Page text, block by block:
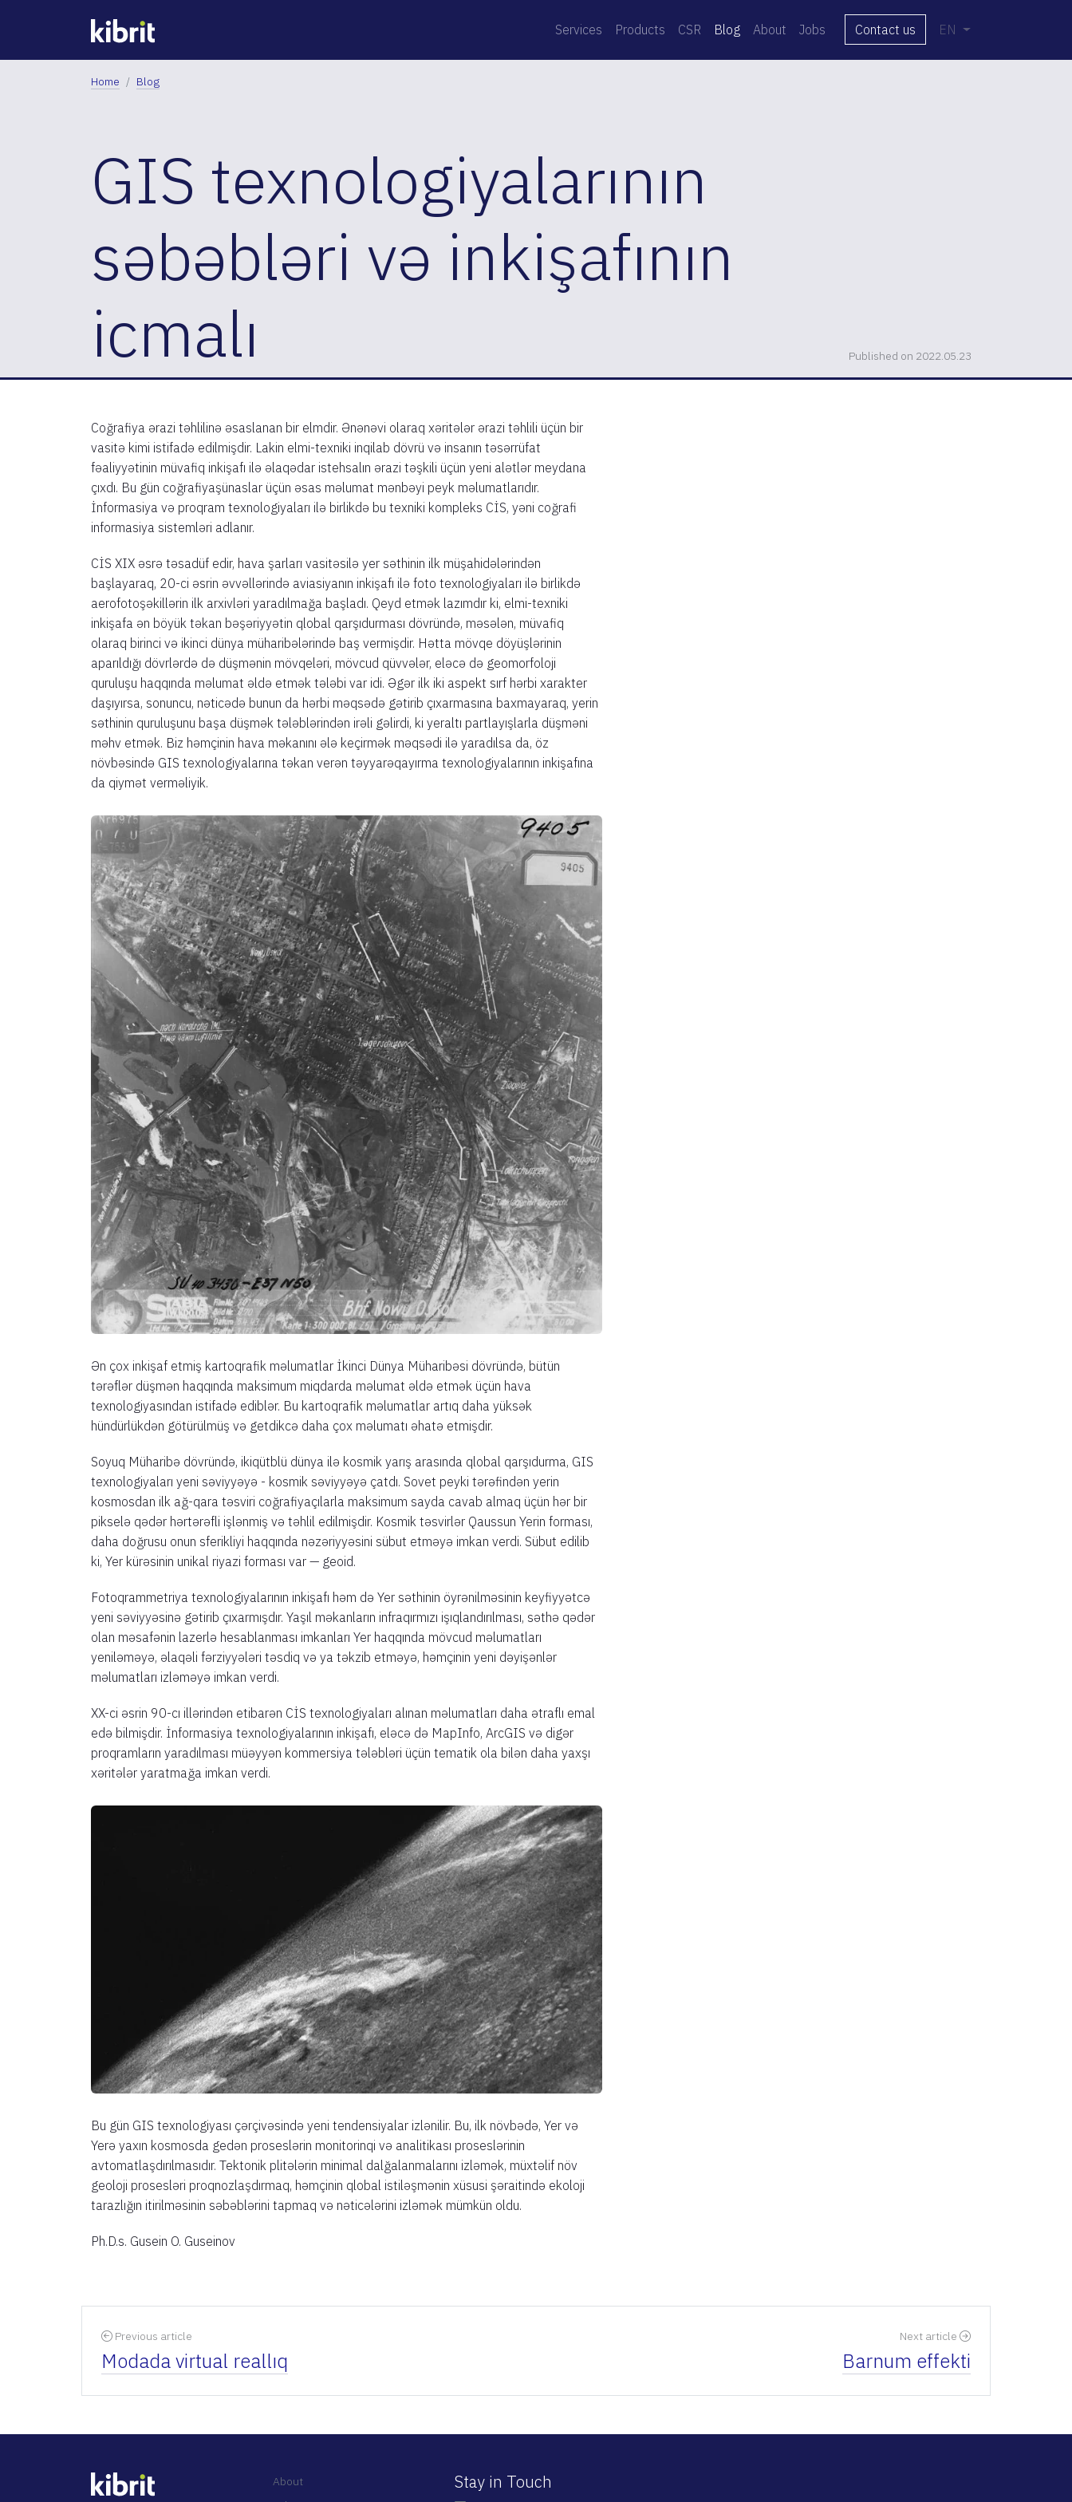
Services Products CSR Blog About Jobs Contact us EN
Home Blog
GIS texnologiyalarının
səbəbləri və inkişafının
icmalı
Published on 2022.05.23
Coğrafiya ərazi təhlilinə əsaslanan bir elmdir. Ənənəvi olaraq xəritələr ərazi təhlili üçün bir
vasitə kimi istifadə edilmişdir. Lakin elmi-texniki inqilab dövrü və insanın təsərrüfat
fəaliyyətinin müvafiq inkişafı ilə əlaqədar istehsalın ərazi təşkili üçün yeni alətlər meydana
çıxdı. Bu gün coğrafiyaşünaslar üçün əsas məlumat mənbəyi peyk məlumatlarıdır.
İnformasiya və proqram texnologiyaları ilə birlikdə bu texniki kompleks CİS, yəni coğrafi
informasiya sistemləri adlanır.
CİS XIX əsrə təsadüf edir, hava şarları vasitəsilə yer səthinin ilk müşahidələrindən
başlayaraq, 20-ci əsrin əvvəllərində aviasiyanın inkişafı ilə foto texnologiyaları ilə birlikdə
aerofotoşəkillərin ilk arxivləri yaradılmağa başladı. Qeyd etmək lazımdır ki, elmi-texniki
inkişafa ən böyük təkan bəşəriyyətin qlobal qarşıdurması dövründə, məsələn, müvafiq
olaraq birinci və ikinci dünya müharibələrində baş vermişdir. Hətta mövqe döyüşlərinin
aparıldığı dövrlərdə də düşmənin mövqeləri, mövcud qüvvələr, eləcə də geomorfoloji
quruluşu haqqında məlumat əldə etmək tələbi var idi. Əgər ilk iki aspekt sırf hərbi xarakter
daşıyırsa, sonuncu, nəticədə bunun da hərbi məqsədə gətirib çıxarmasına baxmayaraq, yerin
səthinin quruluşunu başa düşmək tələblərindən irəli gəlirdi, ki yeraltı partlayışlarla düşməni
məhv etmək. Biz həmçinin hava məkanını ələ keçirmək məqsədi ilə yaradılsa da, öz
növbəsində GIS texnologiyalarına təkan verən təyyarəqayırma texnologiyalarının inkişafına
da qiymət verməliyik.
Ən çox inkişaf etmiş kartoqrafik məlumatlar İkinci Dünya Müharibəsi dövründə, bütün
tərəflər düşmən haqqında maksimum miqdarda məlumat əldə etmək üçün hava
texnologiyasından istifadə ediblər. Bu kartoqrafik məlumatlar artıq daha yüksək
hündürlükdən götürülmüş və getdikcə daha çox məlumatı əhatə etmişdir.
Soyuq Müharibə dövründə, ikiqütblü dünya ilə kosmik yarış arasında qlobal qarşıdurma, GIS
texnologiyaları yeni səviyyəyə - kosmik səviyyəyə çatdı. Sovet peyki tərəfindən yerin
kosmosdan ilk ağ-qara təsviri coğrafiyaçılarla maksimum sayda cavab almaq üçün hər bir
pikselə qədər hərtərəfli işlənmiş və təhlil edilmişdir. Kosmik təsvirlər Qaussun Yerin forması,
daha doğrusu onun sferikliyi haqqında nəzəriyyəsini sübut etməyə imkan verdi. Sübut edilib
ki, Yer kürəsinin unikal riyazi forması var — geoid.
Fotoqrammetriya texnologiyalarının inkişafı həm də Yer səthinin öyrənilməsinin keyfiyyətcə
yeni səviyyəsinə gətirib çıxarmışdır. Yaşıl məkanların infraqırmızı işıqlandırılması, səthə qədər
olan məsafənin lazerlə hesablanması imkanları Yer haqqında mövcud məlumatları
yeniləməyə, əlaqəli fərziyyələri təsdiq və ya təkzib etməyə, həmçinin yeni dəyişənlər
məlumatları izləməyə imkan verdi.
XX-ci əsrin 90-cı illərindən etibarən CİS texnologiyaları alınan məlumatları daha ətraflı emal
edə bilmişdir. İnformasiya texnologiyalarının inkişafı, eləcə də MapInfo, ArcGIS və digər
proqramların yaradılması müəyyən kommersiya tələbləri üçün tematik ola bilən daha yaxşı
xəritələr yaratmağa imkan verdi.
Bu gün GIS texnologiyası çərçivəsində yeni tendensiyalar izlənilir. Bu, ilk növbədə, Yer və
Yerə yaxın kosmosda gedən proseslərin monitorinqi və analitikası proseslərinin
avtomatlaşdırılmasıdır. Tektonik plitələrin minimal dalğalanmalarını izləmək, müxtəlif növ
geoloji prosesləri proqnozlaşdırmaq, həmçinin qlobal istiləşmənin xüsusi şəraitində ekoloji
tarazlığın itirilməsinin səbəblərini tapmaq və nəticələrini izləmək mümkün oldu.
Ph.D.s. Gusein O. Guseinov
Previous article
Modada virtual reallıq
Next article
Barnum effekti
About
Stay in Touch